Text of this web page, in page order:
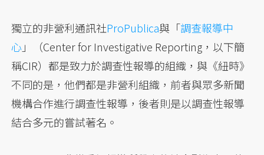
獨立的非營利通訊社ProPublica與「調查報導中
心 」（Center for Investigative Reporting，以下簡
稱CIR）都是致力於調查性報導的組織，與《紐時》
不同的是，他們都是非營利組織，前者與眾多新聞
機構合作進行調查性報導，後者則是以調查性報導
結合多元的嘗試著名。